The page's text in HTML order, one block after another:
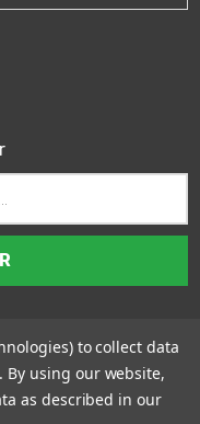
to collect data
By using our website,
as described in our